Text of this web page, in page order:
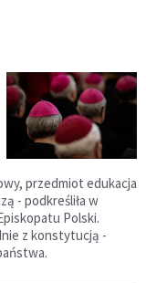
przedmiot edukacja
- podkreśliła w
Polski.
z konstytucją -